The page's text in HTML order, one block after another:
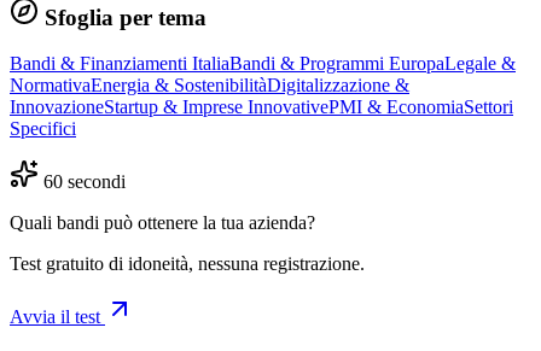
Sfoglia per tema
Bandi & Finanziamenti ItaliaBandi & Programmi EuropaLegale &
NormativaEnergia & SostenibilitàDigitalizzazione &
InnovazioneStartup & Imprese InnovativePMI & EconomiaSettori
Specifici
60 secondi
Quali bandi può ottenere la tua azienda?
Test gratuito di idoneità, nessuna registrazione.
Avvia il test